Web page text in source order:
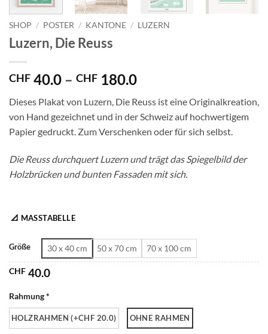
SHOP / POSTER / KANTONE / LUZERN
Luzern, Die Reuss
CHF 40.0 – CHF 180.0Preisspanne:
bis
CHF 180.0
Dieses Plakat von Luzern, Die Reuss ist eine Originalkreation,
von Hand gezeichnet und in der Schweiz auf hochwertigem
Papier gedruckt. Zum Verschenken oder für sich selbst.
Die Reuss durchquert Luzern und trägt das Spiegelbild der
Holzbrücken und bunten Fassaden mit sich.
📐 MASSTABELLE
Größe 30 x 40 cm 50 x 70 cm 70 x 100 cm
CHF 40.0
Rahmung *
HOLZRAHMEN (+CHF 20.0) OHNE RAHMEN